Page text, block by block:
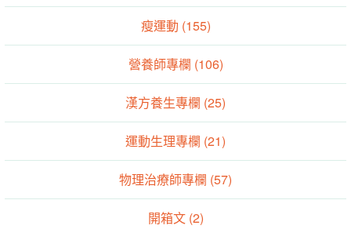
瘦運動 (155)
營養師專欄 (106)
漢方養生專欄 (25)
運動生理專欄 (21)
物理治療師專欄 (57)
開箱文 (2)